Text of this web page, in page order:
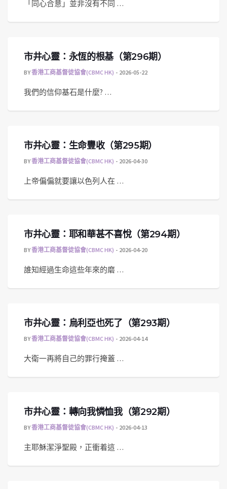
「同心合意」並非沒有不同 …
市井心靈：永恆的根基（第296期）
BY香港工商基督徒協會(CBMC HK) 2026-05-22
我們的信仰基石是什麼? …
市井心靈：生命豐收（第295期）
BY香港工商基督徒協會(CBMC HK) 2026-04-30
上帝偏偏就要讓以色列人在 …
市井心靈：耶和華甚不喜悅（第294期）
BY香港工商基督徒協會(CBMC HK) 2026-04-20
誰知經過生命這些年來的磨 …
市井心靈：烏利亞也死了（第293期）
BY香港工商基督徒協會(CBMC HK) 2026-04-14
大衛一再將自己的罪行掩蓋 …
市井心靈：轉向我憐恤我（第292期）
BY香港工商基督徒協會(CBMC HK) 2026-04-13
主耶穌潔淨聖殿，正衝着這 …